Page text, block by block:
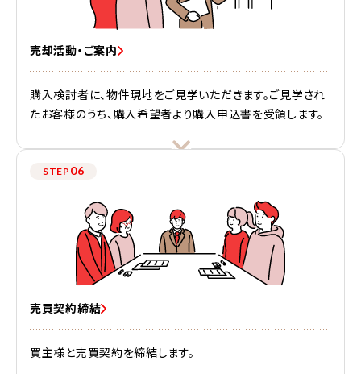
売却活動・ご案内
購入検討者に、物件現地をご見学いただきます。ご見学され
たお客様のうち、購入希望者より購入申込書を受領します。
STEP 06
売買契約締結
買主様と売買契約を締結します。